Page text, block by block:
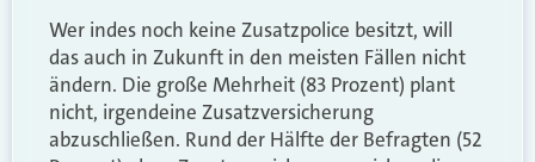
Wer indes noch keine Zusatzpolice besitzt, will
das auch in Zukunft in den meisten Fällen nicht
ändern. Die große Mehrheit (83 Prozent) plant
nicht, irgendeine Zusatzversicherung
abzuschließen. Rund der Hälfte der Befragten (52